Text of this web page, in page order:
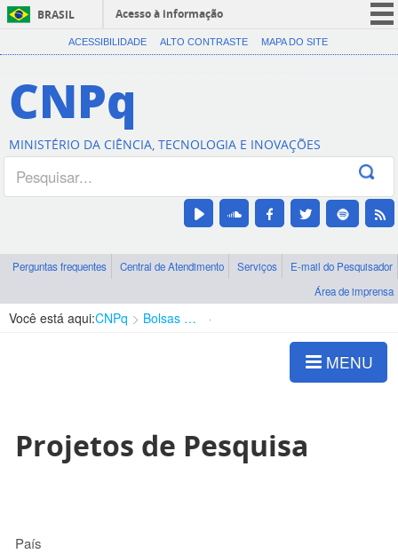
BRASIL
Acesso à informação
CORONAVÍRUS (COVID-19)
Canais
ACESSIBILIDADE ALTO CONTRASTE MAPA DO SITE
CNPq
MINISTÉRIO DA CIÊNCIA, TECNOLOGIA E INOVAÇÕES
Perguntas frequentes Central de Atendimento Serviços
E-mail do Pesquisador
Área de imprensa
Você está aqui:CNPq Bolsas e Auxílios Vigentes
MENU
Projetos de Pesquisa
País